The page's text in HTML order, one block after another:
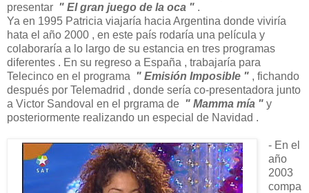
presentar " El gran juego de la oca " .
Ya en 1995 Patricia viajaría hacia Argentina donde viviría
hata el año 2000 , en este país rodaría una película y
colaboraría a lo largo de su estancia en tres programas
diferentes . En su regreso a España , trabajaría para
Telecinco en el programa " Emisión Imposible " , fichando
después por Telemadrid , donde sería co-presentadora junto
a Victor Sandoval en el prgrama de " Mamma mía " y
posteriormente realizando un especial de Navidad .
- En el
año
2003
compa